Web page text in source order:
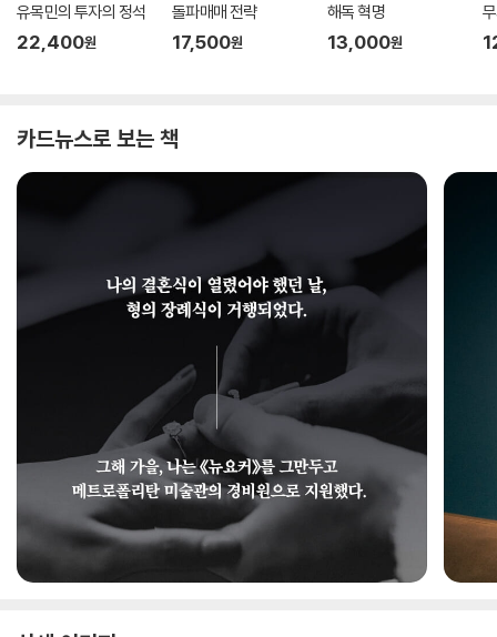
유목민의 투자의 정석
22,400원
돌파매매 전략
17,500원
해독 혁명
13,000원
카드뉴스로 보는 책